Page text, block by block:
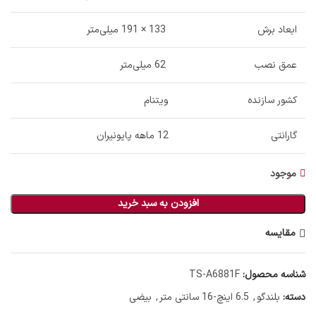
ابعاد برش
عمق نصب
کشور سازنده ویتنام
گارانتی 12 ماهه پایونیران
موجود
افزودن به سبد خرید
مقایسه
شناسه محصول:TS-A6881F
دسته: بلندگو, 6.5 اینچ-16 سانتی متر , بیضی